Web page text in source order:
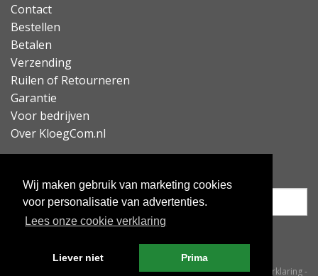
Wij maken gebruik van marketing cookies
voor personalisatie van advertenties.
Lees onze cookie verklaring
Liever niet Prima
Contact
Bestellen
Betalen
Verzending
Ruilen of Retourneren
Garantie
Voor bedrijven
Over KloegCom.nl
Algemene voorwaarden-Cookieverklaring-